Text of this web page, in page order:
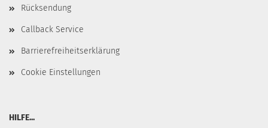
Rücksendung
Callback Service
Barrierefreiheitserklärung
Cookie Einstellungen
HILFE...